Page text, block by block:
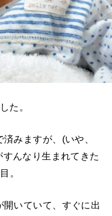
た。
みますが、 (いや、
すんなり生まれてきた
。
いていて、すぐに出